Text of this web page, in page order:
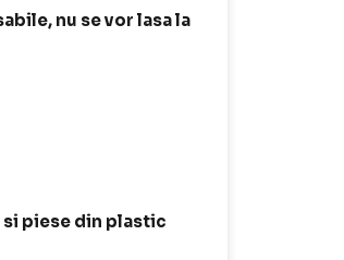
nu se vor lasa la
piese din plastic